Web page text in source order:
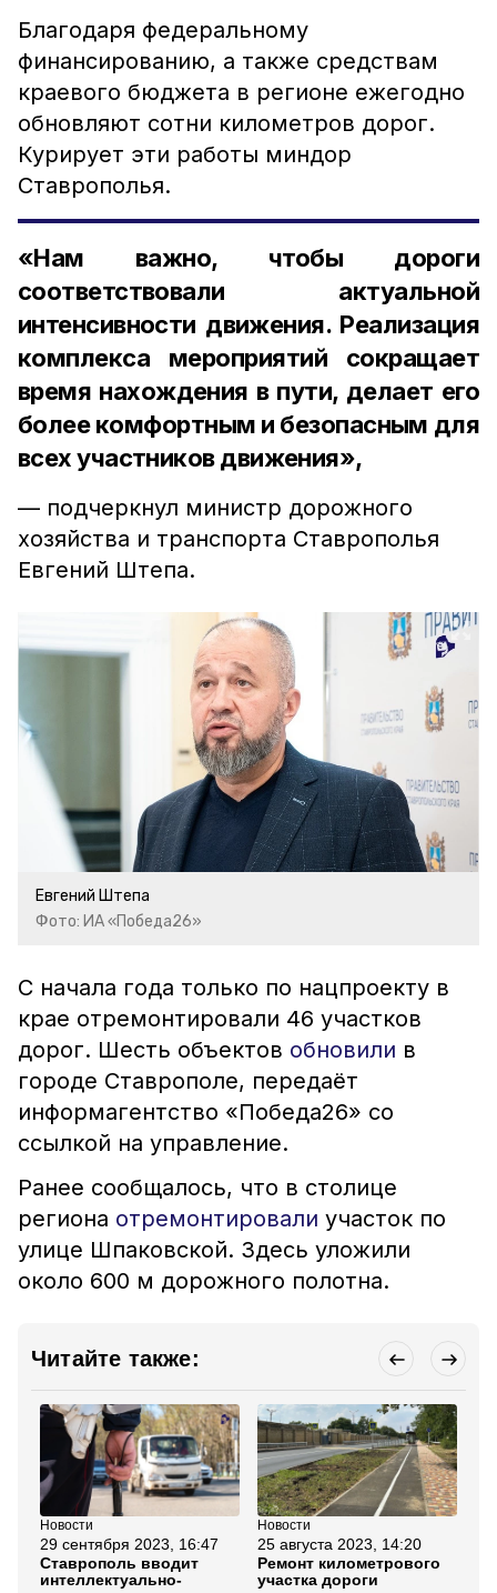
Благодаря федеральному
финансированию, а также средствам
краевого бюджета в регионе ежегодно
обновляют сотни километров дорог.
Курирует эти работы миндор
Ставрополья.
«Нам важно, чтобы дороги
соответствовали актуальной
интенсивности движения. Реализация
комплекса мероприятий сокращает
время нахождения в пути, делает его
более комфортным и безопасным для
всех участников движения»,
— подчеркнул министр дорожного
хозяйства и транспорта Ставрополья
Евгений Штепа.
Евгений Штепа
Фото: ИА «Победа26»
С начала года только по нацпроекту в
крае отремонтировали 46 участков
дорог. Шесть объектов обновили в
городе Ставрополе, передаёт
информагентство «Победа26» со
ссылкой на управление.
Ранее сообщалось, что в столице
региона отремонтировали участок по
улице Шпаковской. Здесь уложили
около 600 м дорожного полотна.
Читайте также:
Новости
29 сентября 2023, 16:47
Ставрополь вводит
интеллектуально-
Новости
25 августа 2023, 14:20
Ремонт километрового
участка дороги